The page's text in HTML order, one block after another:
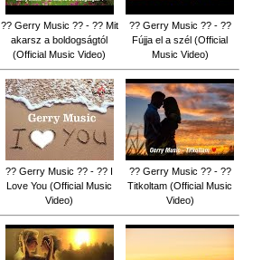
?? Gerry Music ?? - ?? Mit
akarsz a boldogságtól
(Official Music Video)
?? Gerry Music ?? - ??
Fújja el a szél (Official
Music Video)
?? Gerry Music ?? - ?? I
Love You (Official Music
Video)
?? Gerry Music ?? - ??
Titkoltam (Official Music
Video)